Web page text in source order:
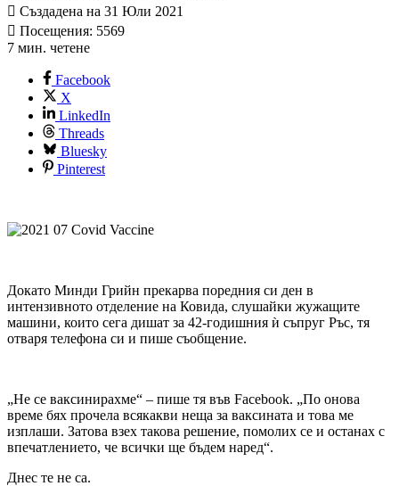
Създадена на 31 Юли 2021
Посещения: 5569
7 мин. четене
Facebook
X
LinkedIn
Threads
Bluesky
Pinterest
Докато Минди Грийн прекарва поредния си ден в
интензивното отделение на Ковида, слушайки жужащите
машини, които сега дишат за 42-годишния ѝ съпруг Ръс, тя
отваря телефона си и пише съобщение.
„Не се ваксинирахме“ – пише тя във Facebook. „По онова
време бях прочела всякакви неща за ваксината и това ме
изплаши. Затова взех такова решение, помолих се и останах с
впечатлението, че всички ще бъдем наред“.
Днес те не са.